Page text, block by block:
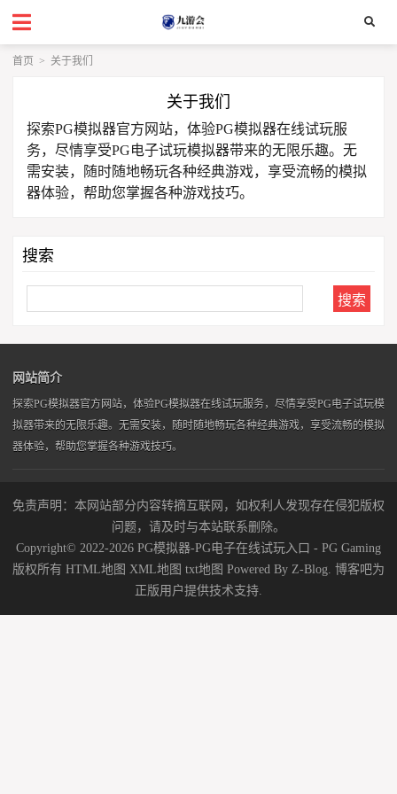
首页 > 关于我们
关于我们
探索PG模拟器官方网站，体验PG模拟器在线试玩服
务，尽情享受PG电子试玩模拟器带来的无限乐趣。无
需安装，随时随地畅玩各种经典游戏，享受流畅的模拟
器体验，帮助您掌握各种游戏技巧。
搜索
Search
网站简介
探索PG模拟器官方网站，体验PG模拟器在线试玩服务，尽情享受PG电子试玩模
拟器带来的无限乐趣。无需安装，随时随地畅玩各种经典游戏，享受流畅的模拟
器体验，帮助您掌握各种游戏技巧。
免责声明：本网站部分内容转摘互联网，如权利人发现存在侵犯版权
问题，请及时与本站联系删除。
Copyright© 2022-2026 PG模拟器-PG电子在线试玩入口 - PG Gaming
版权所有 HTML地图 XML地图 txt地图 Powered By Z-Blog. 博客吧为
正版用户提供技术支持.